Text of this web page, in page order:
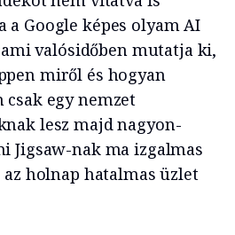
a Google képes olyam AI
valósidőben mutatja ki,
miről és hogyan
csak egy nemzet
lesz majd nagyon-
Jigsaw-nak ma izgalmas
holnap hatalmas üzlet